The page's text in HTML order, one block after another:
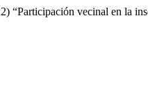
“Participación vecinal en la